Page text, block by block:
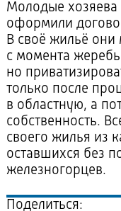
Молодые хозяева
оформили
В своё жильё они
с момента
но
только после
в областную, а
собственность.
своего жилья из
оставшихся без
железногорцев.
Поделиться: